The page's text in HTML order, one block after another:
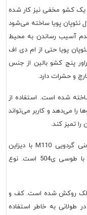
اول آن یک کشو مخفی نیز کار شده
نئوپان پویا ساخته می‌شود
عدم آسیب رساندن به محیط
پویا حتی از ام دی اف
پنج کشو بالین از جنس
و حشرات دارد.
شده است. استفاده از
را می‌دهد و کاربر می‌تواند
تمیز کند.
رنگ دراور پنج کشو بالین از گروه رنگ گرم یعنی گردویی M110 با دیزاین
طوسی کد D504 و طوسی با کد M138 همراه با طوسی ی504 است. نوع
خش و لک روکش شده است. کف و
طولانی به خاطر استفاده